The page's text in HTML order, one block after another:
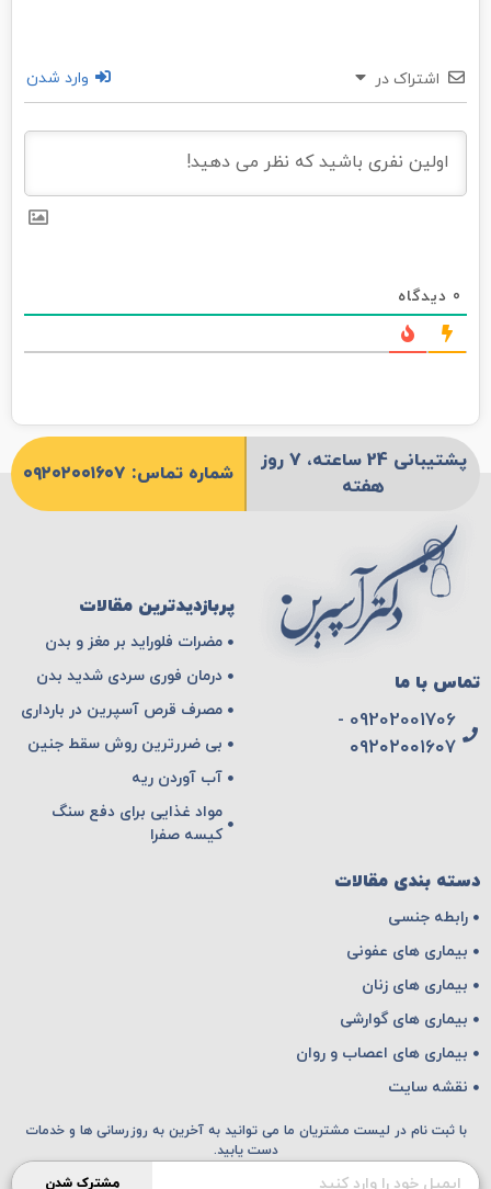
اشتراک در وارد شدن
0 دیدگاه
پشتیبانی 24 ساعته، 7 روز
هفته
شماره تماس: ۰۹۲۰۲۰۰۱۶۰۷
تماس با ما
09202001706 -
۰۹۲۰۲۰۰۱۶۰۷
پربازدیدترین مقالات
مضرات فلوراید بر مغز و بدن
درمان فوری سردی شدید بدن
مصرف قرص آسپرین در بارداری
بی ضررترین روش سقط جنین
آب آوردن ریه
مواد غذایی برای دفع سنگ
کیسه صفرا
دسته بندی مقالات
رابطه جنسی
بیماری های عفونی
بیماری های زنان
بیماری های گوارشی
بیماری های اعصاب و روان
نقشه سایت
با ثبت نام در لیست مشتریان ما می توانید به آخرین به روزرسانی ها و خدمات
دست یابید.
مشترک شدن